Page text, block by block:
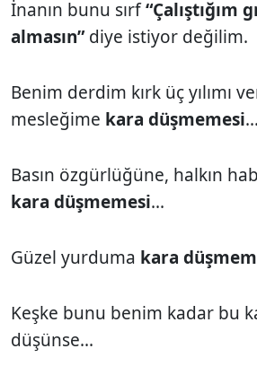
İnanın bunu sırf“Çalıştığım
almasın”diye istiyor değilim.
Benim derdim kırk üç yılımı
mesleğime kara düşmemesi...
Basın özgürlüğüne, halkın
kara düşmemesi...
Güzel yurduma kara
Keşke bunu benim kadar bu
düşünse...